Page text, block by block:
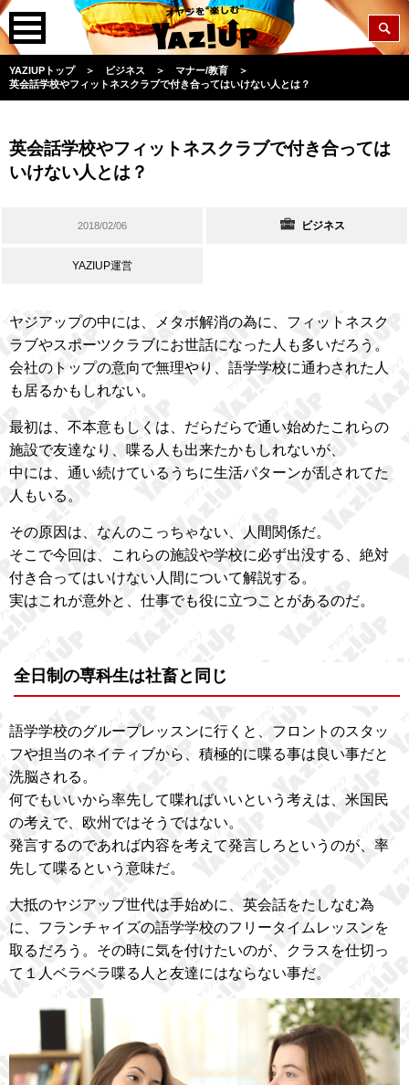
YAZIUPトップ ＞ ビジネス ＞ マナー/教育
＞
英会話学校やフィットネスクラブで付き合ってはいけない人とは？
英会話学校やフィットネスクラブで付き合っては
いけない人とは？
2018/02/06 ビジネス
YAZIUP運営
ヤジアップの中には、メタボ解消の為に、フィットネスク
ラブやスポーツクラブにお世話になった人も多いだろう。
会社のトップの意向で無理やり、語学学校に通わされた人
も居るかもしれない。
最初は、不本意もしくは、だらだらで通い始めたこれらの
施設で友達なり、喋る人も出来たかもしれないが、
中には、通い続けているうちに生活パターンが乱されてた
人もいる。
その原因は、なんのこっちゃない、人間関係だ。
そこで今回は、これらの施設や学校に必ず出没する、絶対
付き合ってはいけない人間について解説する。
実はこれが意外と、仕事でも役に立つことがあるのだ。
全日制の専科生は社畜と同じ
語学学校のグループレッスンに行くと、フロントのスタッ
フや担当のネイティブから、積極的に喋る事は良い事だと
洗脳される。
何でもいいから率先して喋ればいいという考えは、米国民
の考えで、欧州ではそうではない。
発言するのであれば内容を考えて発言しろというのが、率
先して喋るという意味だ。
大抵のヤジアップ世代は手始めに、英会話をたしなむ為
に、フランチャイズの語学学校のフリータイムレッスンを
取るだろう。その時に気を付けたいのが、クラスを仕切っ
て１人ベラベラ喋る人と友達にはならない事だ。